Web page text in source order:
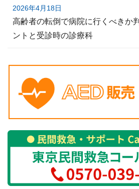
高齢者の転倒で病院に行くべきか
ントと受診時の診療科
2026年4月18日